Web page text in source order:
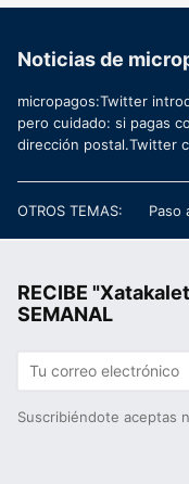
Noticias de
micropagos:Twitter
pero cuidado: si pagas
dirección postal.Twitter
OTROS TEMAS: Paso
RECIBE
SEMANAL
Suscribiéndote aceptas